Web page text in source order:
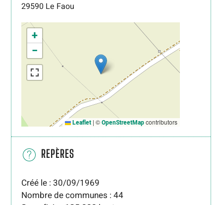
29590 Le Faou
+
−
Leaflet | ©OpenStreetMapcontributors
REPÈRES
Créé le : 30/09/1969
Nombre de communes : 44